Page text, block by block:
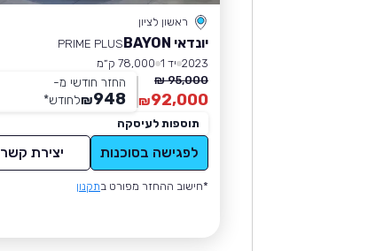
ראשון לציון
יונדאי BAYON
PRIME PLUS
2023 יד 1
78,000 ק״מ
95,000 ₪
92,000
₪
החזר חודשי מ-
948
₪לחודש*
תוספות לעיסקה
לפגישה בסוכנות יצירת קשר
*חישוב ההחזר מפורט בתקנון